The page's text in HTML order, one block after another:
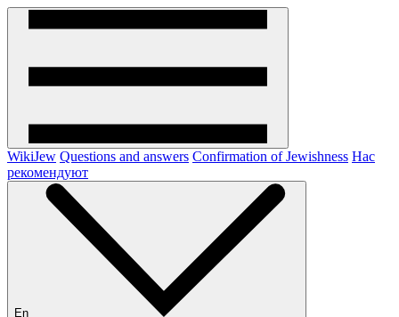
WikiJew Questions and answers Confirmation of Jewishness Нас
рекомендуют
En